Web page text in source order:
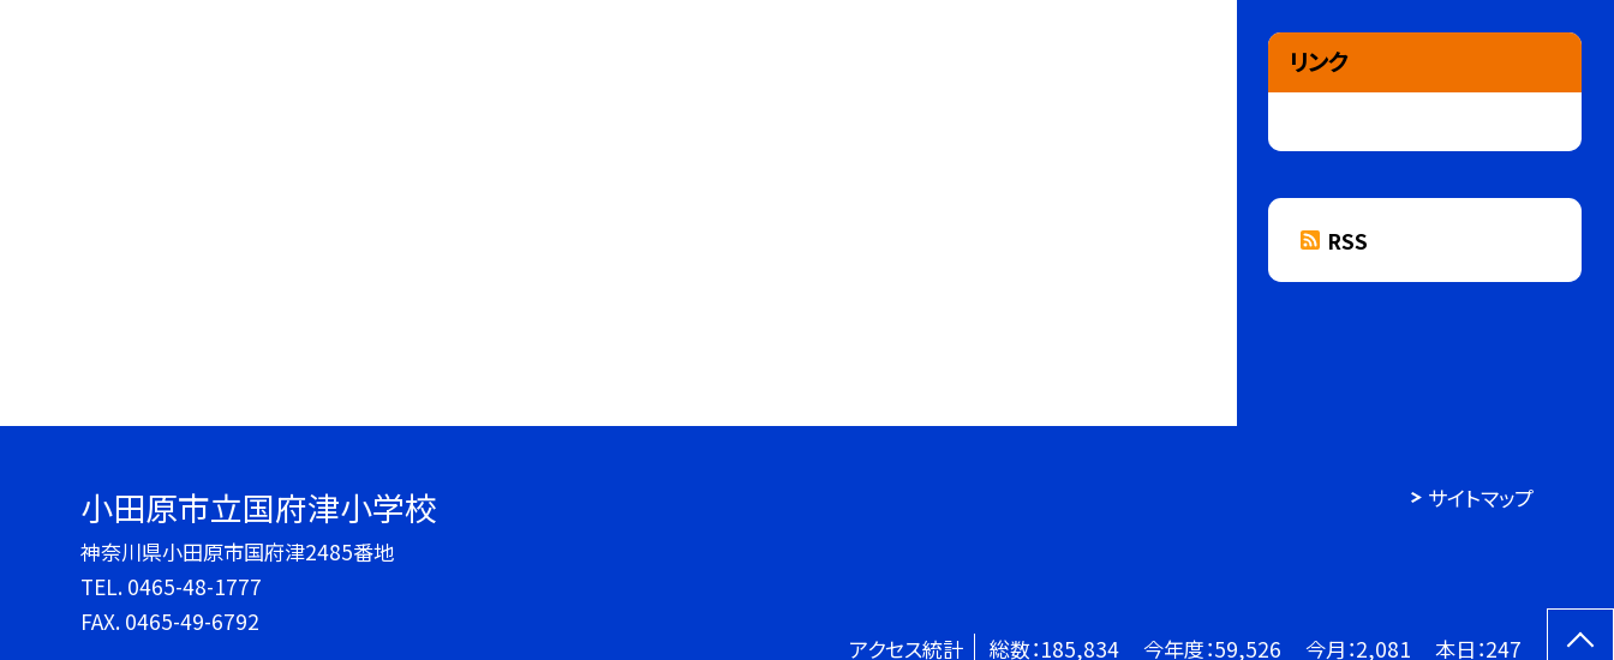
リンク
RSS
小田原市立国府津小学校
神奈川県小田原市国府津2485番地
TEL. 0465-48-1777
FAX. 0465-49-6792
サイトマップ
アクセス統計 総数：185,834 今年度：59,526 今月：2,081 本日：247